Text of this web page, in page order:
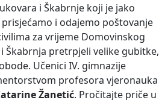
i Škabrnje koji je jako
i odajemo poštovanje
za vrijeme Domovinskog
Škabrnja pretrpjeli velike gubitke,
Učenici IV. gimnazije
profesora vjeronauka
Žanetić. Pročitajte priče u